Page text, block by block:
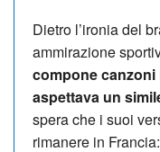
Dietro l’ironia del
ammirazione
compone
aspettava un
spera che i suoi
rimanere in